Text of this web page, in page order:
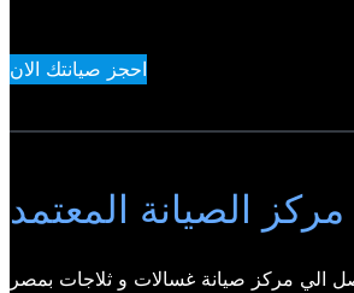
احجز صيانتك الان
مركز الصيانة المعتمد
الي مركز صيانة غسالات و ثلاجات بمصر